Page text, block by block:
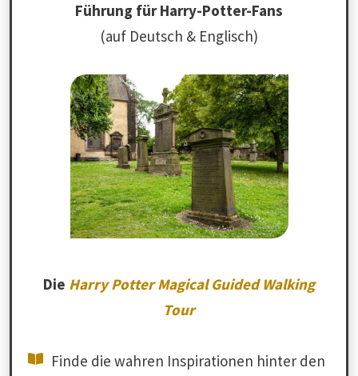
Führung für Harry-Potter-Fans
(auf Deutsch & Englisch)
Die Harry Potter Magical Guided Walking
Tour
Finde die wahren Inspirationen hinter den